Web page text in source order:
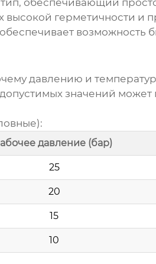
обеспечивающий
герметичности и
возможность
давлению и
значений
давление (бар)
25
20
15
10